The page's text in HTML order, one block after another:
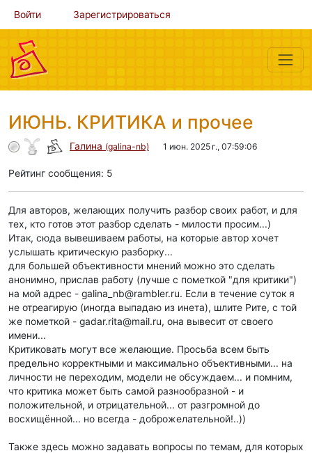
Войти Зарегистрироваться
ИЮНЬ. КРИТИКА и прочее
Галина (galina-nb) 1 июн. 2025 г., 07:59:06
Рейтинг сообщения: 5
Для авторов, желающих получить разбор своих работ, и для
тех, кто готов этот разбор сделать - милости просим...)
Итак, сюда вывешиваем работы, на которые автор хочет
услышать критическую разборку...
для большей объективности мнений можно это сделать
анонимно, прислав работу (лучше с пометкой "для критики")
на мой адрес - galina_nb@rambler.ru. Если в течение суток я
не отреагирую (иногда выпадаю из инета), шлите Рите, с той
же пометкой - gadar.rita@mail.ru, она вывесит от своего
имени...
Критиковать могут все желающие. Просьба всем быть
предельно корректными и максимально объективными... на
личности не переходим, модели не обсуждаем... и помним,
что критика может быть самой разнообразной - и
положительной, и отрицательной... от разгромной до
восхищённой... но всегда - доброжелательной!..))
Также здесь можно задавать вопросы по темам, для которых